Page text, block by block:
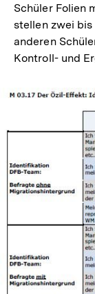
Schüler Folien
stellen zwei bis
anderen
Kontroll- und